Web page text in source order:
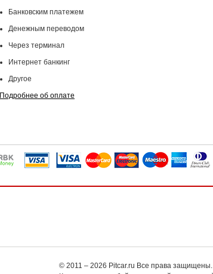
Банковским платежем
Денежным переводом
Через терминал
Интернет банкинг
Другое
Подробнее об оплате
© 2011 – 2026 Pitcar.ru Все права защищены.